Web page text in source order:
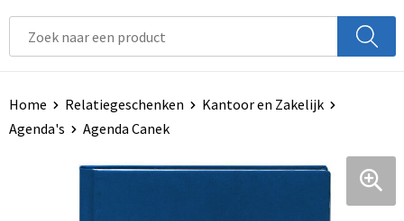
Home Relatiegeschenken
Kantoor en Zakelijk
Agenda's
Agenda Canek